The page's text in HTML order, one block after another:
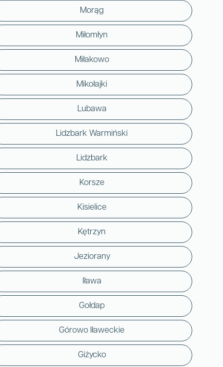
Morąg
Miłomłyn
Miłakowo
Mikołajki
Lubawa
Lidzbark Warmiński
Lidzbark
Korsze
Kisielice
Kętrzyn
Jeziorany
Iława
Gołdap
Górowo Iławeckie
Giżycko